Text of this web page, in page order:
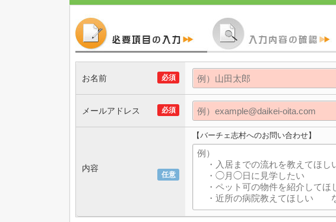
必須
お名前
必須
メールアドレス
任意
内容
【バーチェ志村へのお問い合わせ】